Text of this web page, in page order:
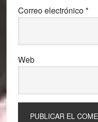
Correo electrónico*
Web